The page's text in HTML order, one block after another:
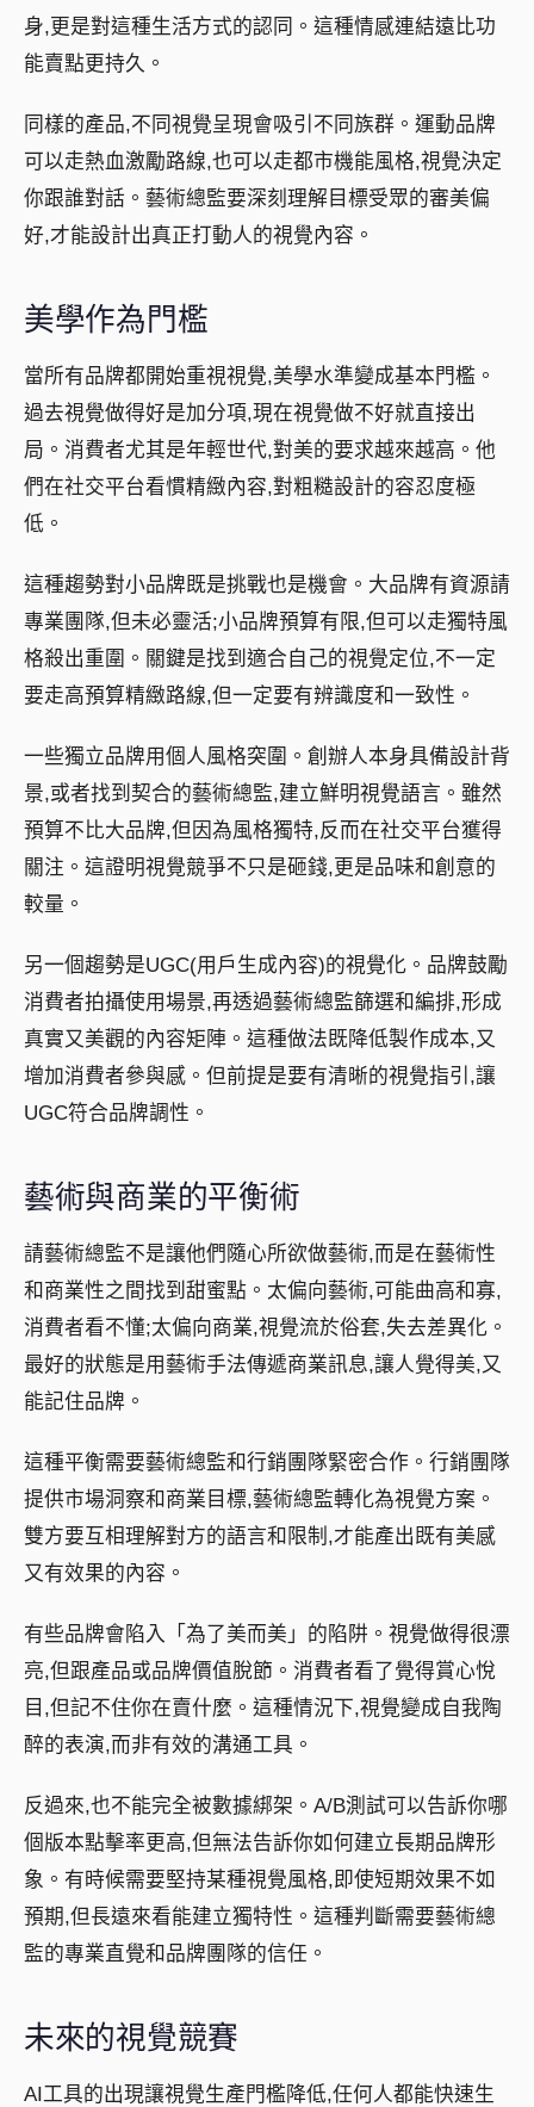
身,更是對這種生活方式的認同。這種情感連結遠比功
能賣點更持久。
同樣的產品,不同視覺呈現會吸引不同族群。運動品牌
可以走熱血激勵路線,也可以走都市機能風格,視覺決定
你跟誰對話。藝術總監要深刻理解目標受眾的審美偏
好,才能設計出真正打動人的視覺內容。
美學作為門檻
當所有品牌都開始重視視覺,美學水準變成基本門檻。
過去視覺做得好是加分項,現在視覺做不好就直接出
局。消費者尤其是年輕世代,對美的要求越來越高。他
們在社交平台看慣精緻內容,對粗糙設計的容忍度極
低。
這種趨勢對小品牌既是挑戰也是機會。大品牌有資源請
專業團隊,但未必靈活;小品牌預算有限,但可以走獨特風
格殺出重圍。關鍵是找到適合自己的視覺定位,不一定
要走高預算精緻路線,但一定要有辨識度和一致性。
一些獨立品牌用個人風格突圍。創辦人本身具備設計背
景,或者找到契合的藝術總監,建立鮮明視覺語言。雖然
預算不比大品牌,但因為風格獨特,反而在社交平台獲得
關注。這證明視覺競爭不只是砸錢,更是品味和創意的
較量。
另一個趨勢是UGC(用戶生成內容)的視覺化。品牌鼓勵
消費者拍攝使用場景,再透過藝術總監篩選和編排,形成
真實又美觀的內容矩陣。這種做法既降低製作成本,又
增加消費者參與感。但前提是要有清晰的視覺指引,讓
UGC符合品牌調性。
藝術與商業的平衡術
請藝術總監不是讓他們隨心所欲做藝術,而是在藝術性
和商業性之間找到甜蜜點。太偏向藝術,可能曲高和寡,
消費者看不懂;太偏向商業,視覺流於俗套,失去差異化。
最好的狀態是用藝術手法傳遞商業訊息,讓人覺得美,又
能記住品牌。
這種平衡需要藝術總監和行銷團隊緊密合作。行銷團隊
提供市場洞察和商業目標,藝術總監轉化為視覺方案。
雙方要互相理解對方的語言和限制,才能產出既有美感
又有效果的內容。
有些品牌會陷入「為了美而美」的陷阱。視覺做得很漂
亮,但跟產品或品牌價值脫節。消費者看了覺得賞心悅
目,但記不住你在賣什麼。這種情況下,視覺變成自我陶
醉的表演,而非有效的溝通工具。
反過來,也不能完全被數據綁架。A/B測試可以告訴你哪
個版本點擊率更高,但無法告訴你如何建立長期品牌形
象。有時候需要堅持某種視覺風格,即使短期效果不如
預期,但長遠來看能建立獨特性。這種判斷需要藝術總
監的專業直覺和品牌團隊的信任。
未來的視覺競賽
AI工具的出現讓視覺生產門檻降低,任何人都能快速生